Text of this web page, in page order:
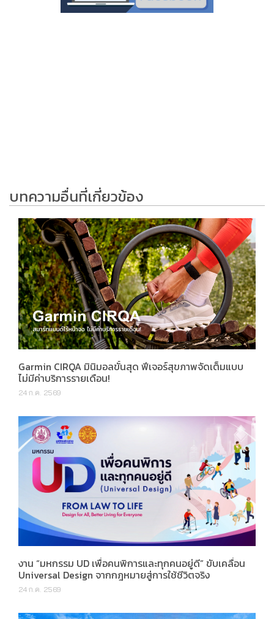
บทความอื่นที่เกี่ยวข้อง
Garmin CIRQA มินิมอลขั้นสุด ฟีเจอร์สุขภาพจัดเต็มแบบ
ไม่มีค่าบริการรายเดือน!
24 ก.ค. 2569
งาน “มหกรรม UD เพื่อคนพิการและทุกคนอยู่ดี” ขับเคลื่อน
Universal Design จากกฎหมายสู่การใช้ชีวิตจริง
24 ก.ค. 2569